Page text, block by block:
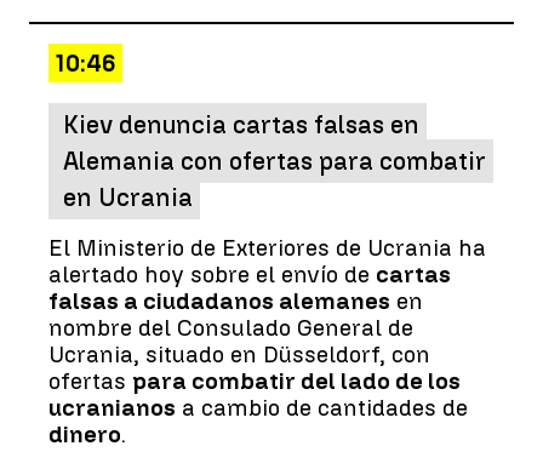
10:46
Kiev denuncia cartas falsas en
Alemania con ofertas para combatir
en Ucrania
El Ministerio de Exteriores de Ucrania ha
alertado hoy sobre el envío de cartas
falsas a ciudadanos alemanes en
nombre del Consulado General de
Ucrania, situado en Düsseldorf, con
ofertas para combatir del lado de los
ucranianos a cambio de cantidades de
dinero.